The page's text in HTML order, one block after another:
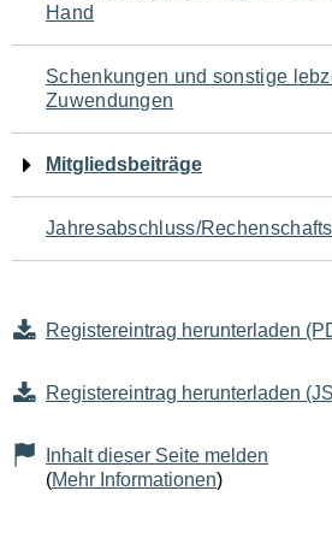
Hand
Schenkungen und sonstige
Zuwendungen
Mitgliedsbeiträge
Jahresabschluss/
Registereintrag herunterladen
Registereintrag herunterladen
Inhalt dieser Seite melden
(Mehr Informationen)